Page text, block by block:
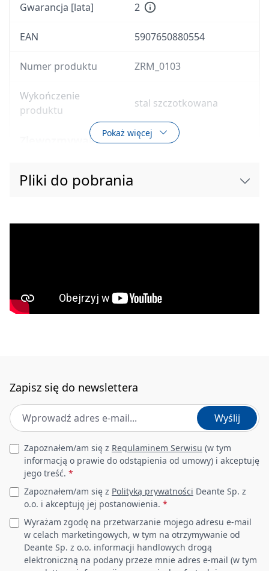
Gwarancja [lata] 2
EAN 5907650880554
Numer produktu ZRM_0103
Wykończenie
produktu
stal szczotkowana
Zlewozmywak
Wykończenie
Ilość komór
1
Szerokość [mm]
Długość [mm]
Wysokość [mm] 219
Głębokość komory 1
[mm]
205
Wycięcie w blacie
(wpuszczany) -
długość [mm]
540
Pokaż więcej
Pliki do pobrania
Zapisz się do newslettera
Adres e-mail *
Wyślij
Leave this field empty
Zapoznałem/am się z Regulaminem Serwisu (w tym
informacją o prawie do odstąpienia od umowy) i akceptuję
jego treść. *
Zapoznałem/am się z Polityką prywatności Deante Sp. z
o.o. i akceptuję jej postanowienia. *
Wyrażam zgodę na przetwarzanie mojego adresu e-mail
w celach marketingowych, w tym na otrzymywanie od
Deante Sp. z o.o. informacji handlowych drogą
elektroniczną na podany przeze mnie adres e-mail (w tym